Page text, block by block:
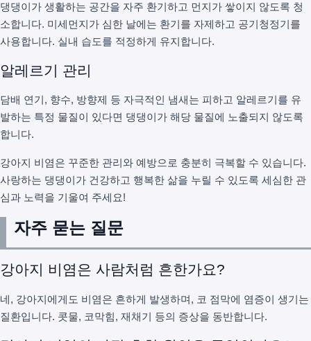
댕댕이가 생활하는 공간을 자주 환기하고 먼지가 쌓이지 않도록 청
소합니다. 미세먼지가 심한 날에는 환기를 자제하고 공기청정기를
사용합니다. 실내 습도를 적정하게 유지합니다.
알레르기 관리
담배 연기, 향수, 방향제 등 자극적인 냄새는 피하고 알레르기를 유
발하는 특정 물질이 있다면 댕댕이가 해당 물질에 노출되지 않도록
합니다.
강아지 비염은 꾸준한 관리와 예방으로 충분히 극복할 수 있습니다.
사랑하는 댕댕이가 건강하고 행복한 삶을 누릴 수 있도록 세심한 관
심과 노력을 기울여 주세요!
자주 묻는 질문
강아지 비염은 사람처럼 흔한가요?
네, 강아지에게도 비염은 흔하게 발생하며, 코 점막에 염증이 생기는
질환입니다. 콧물, 코막힘, 재채기 등의 증상을 동반합니다.